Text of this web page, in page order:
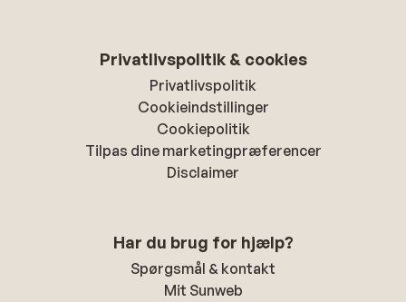
Privatlivspolitik & cookies
Privatlivspolitik
Cookieindstillinger
Cookiepolitik
Tilpas dine marketingpræferencer
Disclaimer
Har du brug for hjælp?
Spørgsmål & kontakt
Mit Sunweb